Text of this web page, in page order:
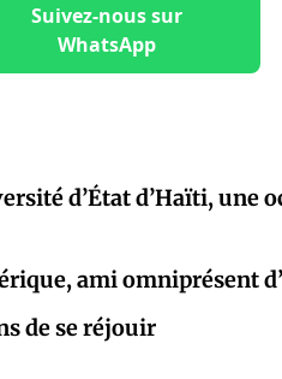
Suivez-nous sur
WhatsApp
d’État d’Haïti, une
ami omniprésent
de se réjouir